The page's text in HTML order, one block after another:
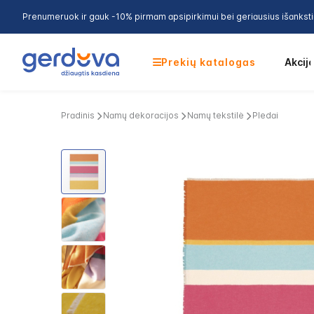
Prenumeruok ir gauk -10% pirmam apsipirkimui bei geriausius
Prekių katalogas Akcijos
Pradinis Namų dekoracijos Namų tekstilė Pledai
Skip
to
the
end
of
the
images
gallery